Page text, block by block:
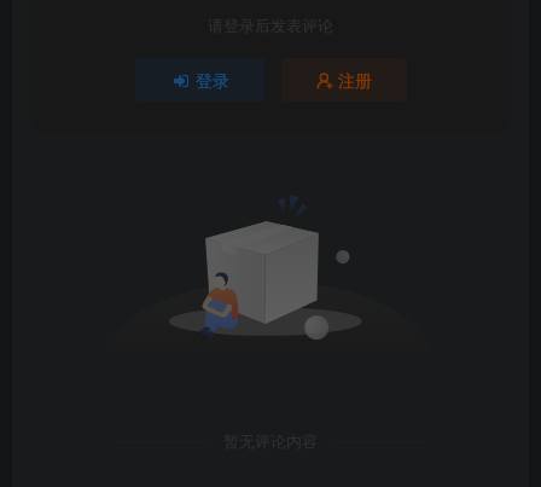
请登录后发表评论
登录 注册
暂无评论内容